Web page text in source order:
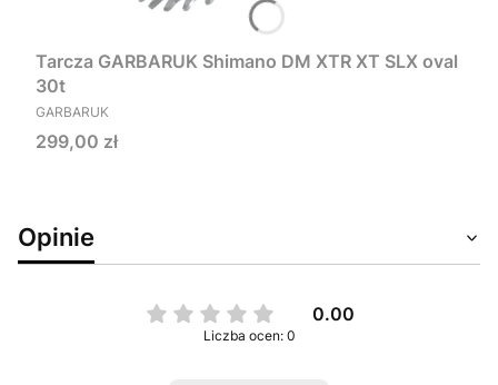
Tarcza GARBARUK Shimano DM XTR XT SLX oval
30t
PRODUCENT
GARBARUK
Cena
299,00 zł
Opinie
0.00
Liczba ocen: 0